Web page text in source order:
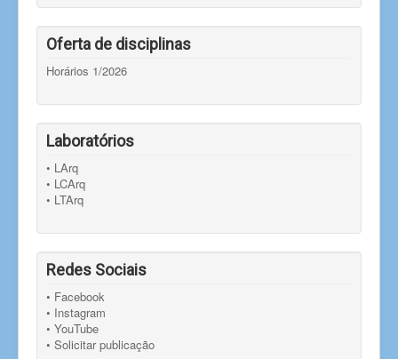
Oferta de disciplinas
Horários 1/2026
Laboratórios
• LArq
• LCArq
• LTArq
Redes Sociais
• Facebook
• Instagram
• YouTube
• Solicitar publicação